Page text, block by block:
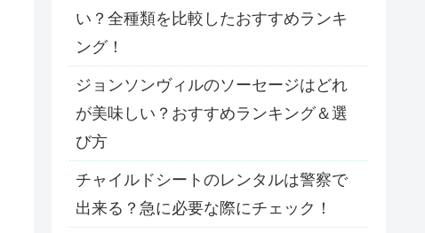
い？全種類を比較したおすすめランキ
ング！
ジョンソンヴィルのソーセージはどれ
が美味しい？おすすめランキング＆選
び方
チャイルドシートのレンタルは警察で
出来る？急に必要な際にチェック！